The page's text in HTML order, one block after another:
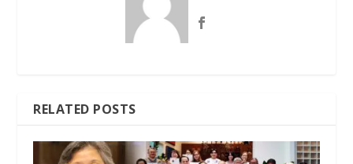
RELATED POSTS